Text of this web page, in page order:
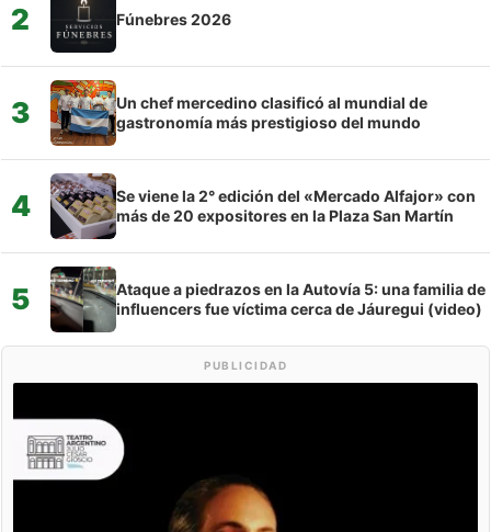
2 Fúnebres 2026
3
Un chef mercedino clasificó al mundial de
gastronomía más prestigioso del mundo
4
Se viene la 2° edición del «Mercado Alfajor» con
más de 20 expositores en la Plaza San Martín
5
Ataque a piedrazos en la Autovía 5: una familia de
influencers fue víctima cerca de Jáuregui (video)
PUBLICIDAD